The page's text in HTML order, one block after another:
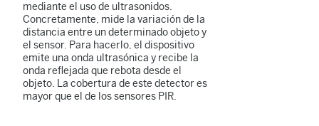
mediante el uso de ultrasonidos.
Concretamente, mide la variación de la
distancia entre un determinado objeto y
el sensor. Para hacerlo, el dispositivo
emite una onda ultrasónica y recibe la
onda reflejada que rebota desde el
objeto. La cobertura de este detector es
mayor que el de los sensores PIR.